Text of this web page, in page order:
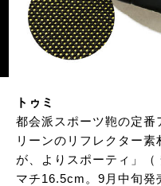
トゥミ
都会派スポーツ鞄の定
リーンのリフレクター
が、よりスポーティ」
マチ16.5cm。9月中旬発